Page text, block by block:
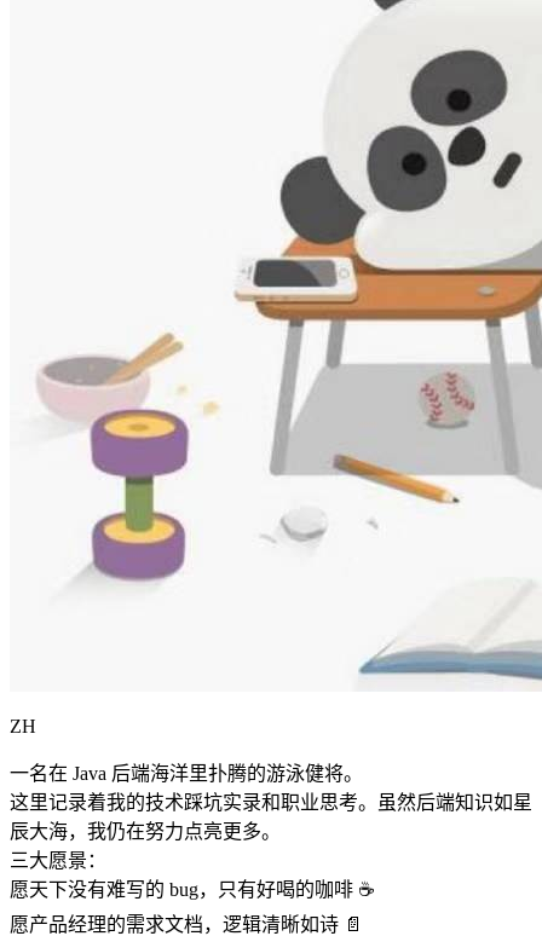
ZH
一名在 Java 后端海洋里扑腾的游泳健将。
这里记录着我的技术踩坑实录和职业思考。虽然后端知识如星
辰大海，我仍在努力点亮更多。
三大愿景：
愿天下没有难写的 bug，只有好喝的咖啡 ☕️
愿产品经理的需求文档，逻辑清晰如诗 📄